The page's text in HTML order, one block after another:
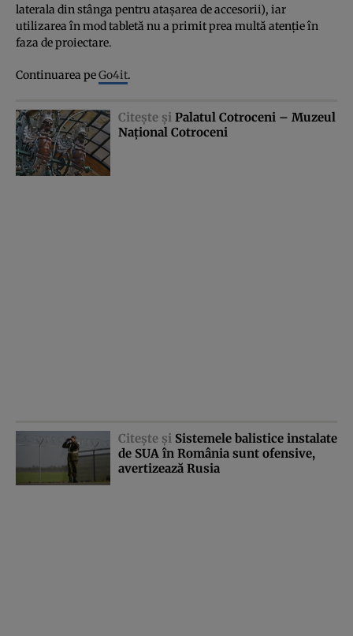
laterala din stânga pentru ataşarea de accesorii), iar
utilizarea în mod tabletă nu a primit prea multă atenţie în
faza de proiectare.
Continuarea peGo4it.
Citeşte şi Palatul Cotroceni – Muzeul
Naţional Cotroceni
Citeşte şi Sistemele balistice instalate
de SUA în România sunt ofensive,
avertizează Rusia